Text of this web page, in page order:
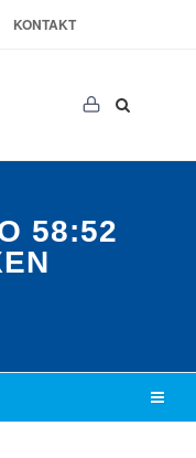
KONTAKT
58:52